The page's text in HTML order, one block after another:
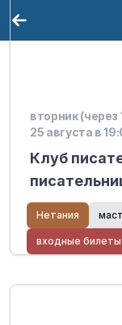
вторник (через
25 августа в
Клуб
мастер-
Kiryat
Нетания
входные билеты